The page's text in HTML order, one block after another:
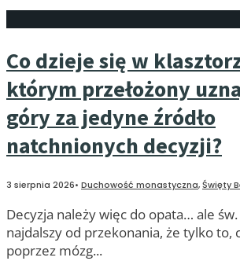
Co dzieje się w
którym przełożony
góry za jedyne źródło
natchnionych decyzji?
3 sierpnia 2026• Duchowość monastyczna,Święty
Decyzja należy więc do opata… ale
najdalszy od przekonania, że tylko to,
poprzez mózg...